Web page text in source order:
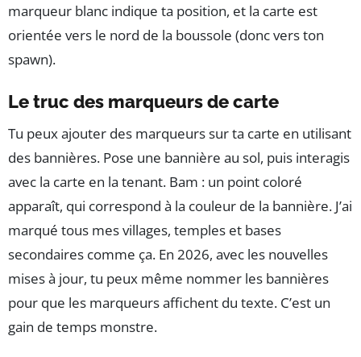
marqueur blanc indique ta position, et la carte est
orientée vers le nord de la boussole (donc vers ton
spawn).
Le truc des marqueurs de carte
Tu peux ajouter des marqueurs sur ta carte en utilisant
des bannières. Pose une bannière au sol, puis interagis
avec la carte en la tenant. Bam : un point coloré
apparaît, qui correspond à la couleur de la bannière. J’ai
marqué tous mes villages, temples et bases
secondaires comme ça. En 2026, avec les nouvelles
mises à jour, tu peux même nommer les bannières
pour que les marqueurs affichent du texte. C’est un
gain de temps monstre.